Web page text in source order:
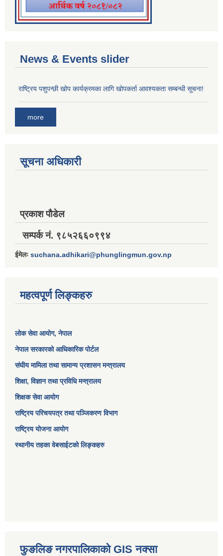
News & Events slider
राष्ट्रिय पशुपन्छी खोप कार्यक्रमका लागि खोपकर्ता आवश्यकता सम्बन्धी सूचना!
more
सूचना अधिकारी
प्रकाश पौडेल
सम्पर्क नं. ९८५२६६०९९४
ईमेलः suchana.adhikari@phunglingmun.gov.np
महत्वपूर्ण लिङ्कहरु
लोक सेवा आयोग, नेपाल
नेपाल सरकारको आधिकारिक पोर्टल
संघीय मामिला तथा सामान्य प्रशासन मन्त्रालय
शिक्षा, विज्ञान तथा प्रविधि मन्त्रालय
शिक्षक सेवा आयोग
राष्ट्रिय परिचयपत्र तथा पञ्जिकरण विभाग
राष्ट्रिय योजना आयोग
स्थानीय तहका वेबसाईटको लिङ्कहरु
फुङलिङ नगरपालिकाको GIS नक्सा